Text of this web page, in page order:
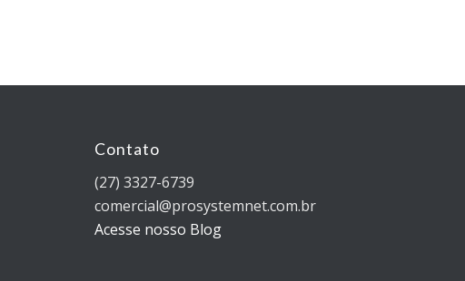
Contato
(27) 3327-6739
comercial@prosystemnet.com.br
Acesse nosso Blog